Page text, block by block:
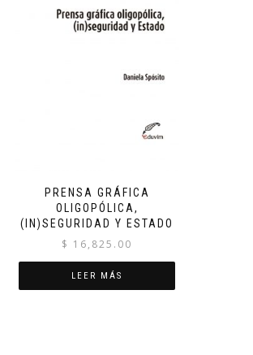
PRENSA GRÁFICA
OLIGOPÓLICA,
(IN)SEGURIDAD Y ESTADO
$ 16,825.00
LEER MÁS